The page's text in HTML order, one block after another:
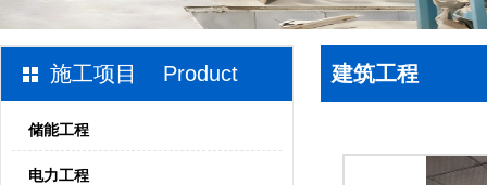
施工项目 Product
储能工程
电力工程
建筑工程